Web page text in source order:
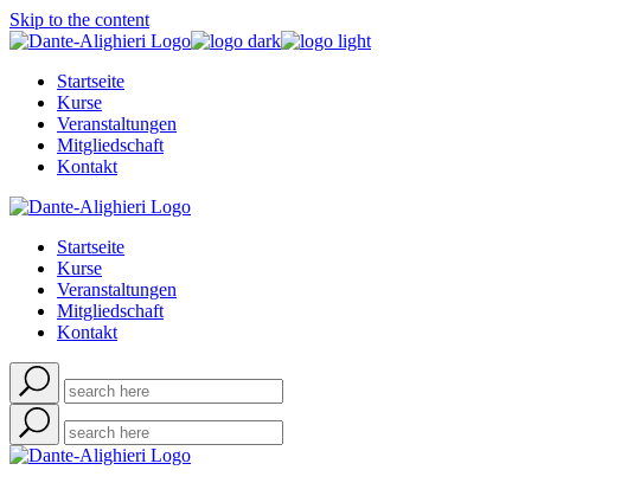
Skip to the content
Startseite
Kurse
Veranstaltungen
Mitgliedschaft
Kontakt
Startseite
Kurse
Veranstaltungen
Mitgliedschaft
Kontakt